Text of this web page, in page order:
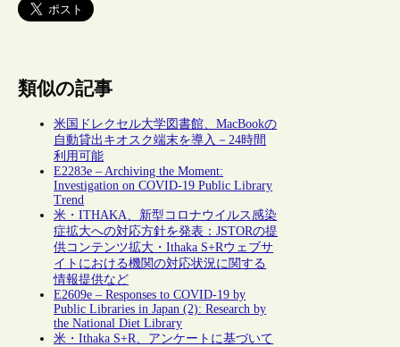
類似の記事
米国ドレクセル大学図書館、MacBookの
自動貸出キオスク端末を導入－24時間
利用可能
E2283e – Archiving the Moment:
Investigation on COVID-19 Public Library
Trend
米・ITHAKA、新型コロナウイルス感染
症拡大への対応方針を発表：JSTORの提
供コンテンツ拡大・Ithaka S+Rウェブサ
イトにおける機関の対応状況に関する
情報提供など
E2609e – Responses to COVID-19 by
Public Libraries in Japan (2): Research by
the National Diet Library
米・Ithaka S+R、アンケートに基づいて